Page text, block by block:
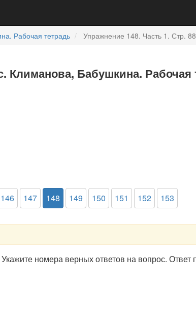
Рабочая тетрадь Упражнение 148. Часть 1. Стр. 88
Климанова, Бабушкина. Рабочая
146 147 148 149 150 151 152 153
номера верных ответов на вопрос. Ответ